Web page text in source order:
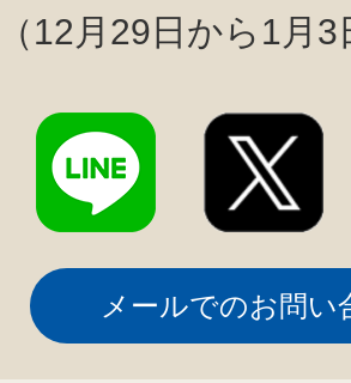
（12月29日から1月
メールでのお問い